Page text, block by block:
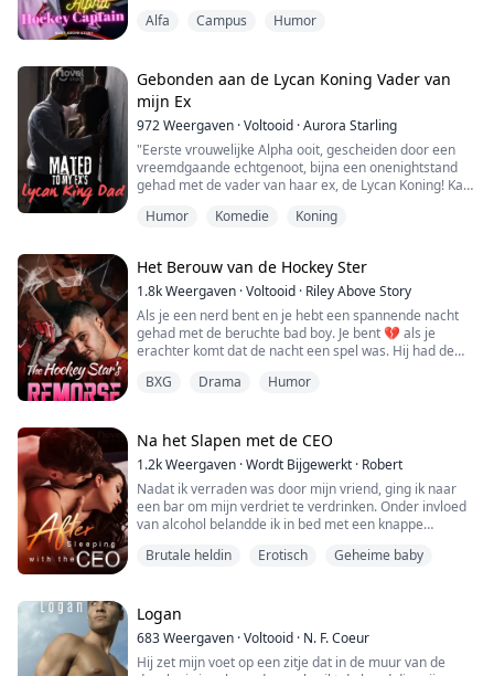
zijn laatste vriendin kan dumpen.
rotten.
Je ex zegt: Ik weet dat dit slech...
Alfa Campus Humor
Gebonden aan de Lycan Koning Vader van
mijn Ex
972Weergaven ·Voltooid ·Aurora Starling
"Eerste vrouwelijke Alpha ooit, gescheiden door een
vreemdgaande echtgenoot, bijna een onenightstand
gehad met de vader van haar ex, de Lycan Koning! Kan
markeerde als de eerste gescheiden vrouwelijke Alpha
in de geschiedenis van weerwolven. Nu navigeert ze
door de woelige water...
Humor Komedie Koning
Het Berouw van de Hockey Ster
1.8kWeergaven ·Voltooid · Riley Above Story
Als je een nerd bent en je hebt een spannende nacht
gehad met de beruchte bad boy. Je bent 💔 als je
erachter komt dat de nacht een spel was. Hij had de
nemen. Jaren later zag je hem, de rijzende hockeyster,
tot mijn meisje mijn excuses accepteert." Toe...
BXG Drama Humor
Na het Slapen met de CEO
1.2kWeergaven ·Wordt Bijgewerkt · Robert
Nadat ik verraden was door mijn vriend, ging ik naar
een bar om mijn verdriet te verdrinken. Onder invloed
van alcohol belandde ik in bed met een knappe
kantoor aankwam en ontdekte dat de man met wie ik
de vorige nacht had geslapen, de nieuwe CEO was...
Brutale heldin Erotisch Geheime baby
Logan
683Weergaven ·Voltooid · N. F. Coeur
Hij zet mijn voet op een zitje dat in de muur van de